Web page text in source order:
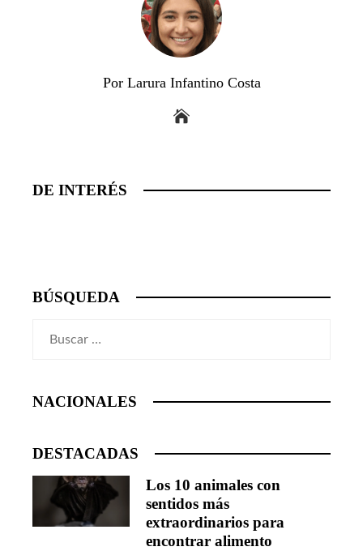
Por Larura Infantino Costa
DE INTERÉS
BÚSQUEDA
NACIONALES
DESTACADAS
Los 10 animales con
sentidos más
extraordinarios para
encontrar alimento